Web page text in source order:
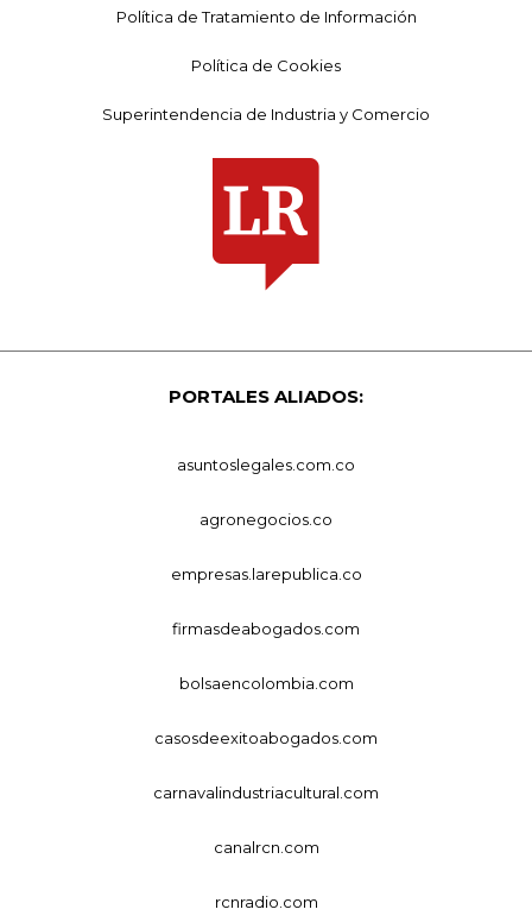
Política de Tratamiento de Información
Política de Cookies
Superintendencia de Industria y Comercio
PORTALES ALIADOS:
asuntoslegales.com.co
agronegocios.co
empresas.larepublica.co
firmasdeabogados.com
bolsaencolombia.com
casosdeexitoabogados.com
carnavalindustriacultural.com
canalrcn.com
rcnradio.com